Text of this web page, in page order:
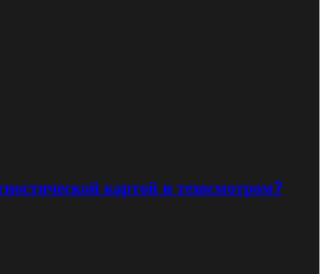
картой и техосмотром?